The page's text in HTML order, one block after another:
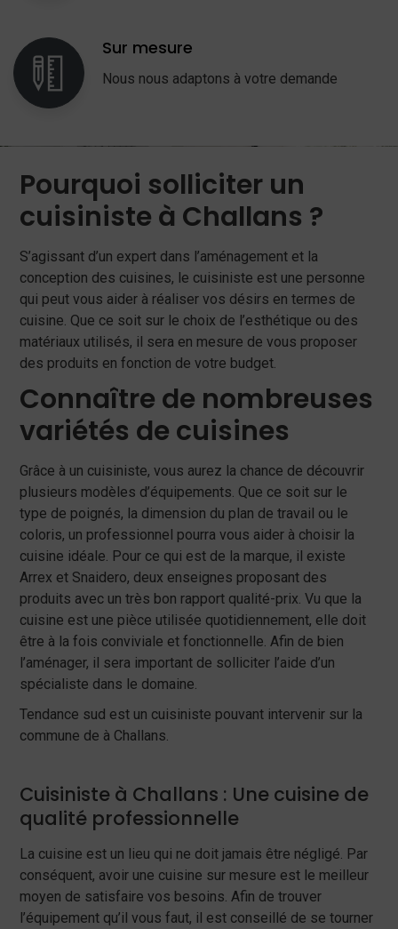
Sur mesure
Nous nous adaptons à votre demande
Pourquoi solliciter un
cuisiniste à Challans ?
S’agissant d’un expert dans l’aménagement et la
conception des cuisines, le cuisiniste est une personne
qui peut vous aider à réaliser vos désirs en termes de
cuisine. Que ce soit sur le choix de l’esthétique ou des
matériaux utilisés, il sera en mesure de vous proposer
des produits en fonction de votre budget.
Connaître de nombreuses
variétés de cuisines
Grâce à un cuisiniste, vous aurez la chance de découvrir
plusieurs modèles d’équipements. Que ce soit sur le
type de poignés, la dimension du plan de travail ou le
coloris, un professionnel pourra vous aider à choisir la
cuisine idéale. Pour ce qui est de la marque, il existe
Arrex et Snaidero, deux enseignes proposant des
produits avec un très bon rapport qualité-prix. Vu que la
cuisine est une pièce utilisée quotidiennement, elle doit
être à la fois conviviale et fonctionnelle. Afin de bien
l’aménager, il sera important de solliciter l’aide d’un
spécialiste dans le domaine.
Tendance sud est un cuisiniste pouvant intervenir sur la
commune de à Challans.
Cuisiniste à Challans : Une cuisine de
qualité professionnelle
La cuisine est un lieu qui ne doit jamais être négligé. Par
conséquent, avoir une cuisine sur mesure est le meilleur
moyen de satisfaire vos besoins. Afin de trouver
l’équipement qu’il vous faut, il est conseillé de se tourner